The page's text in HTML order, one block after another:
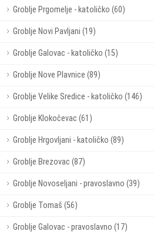
Groblje Prgomelje - katoličko (60)
Groblje Novi Pavljani (19)
Groblje Galovac - katoličko (15)
Groblje Nove Plavnice (89)
Groblje Velike Sredice - katoličko (146)
Groblje Klokočevac (61)
Groblje Hrgovljani - katoličko (89)
Groblje Brezovac (87)
Groblje Novoseljani - pravoslavno (39)
Groblje Tomaš (56)
Groblje Galovac - pravoslavno (17)